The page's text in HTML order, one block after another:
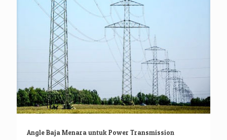
Angle Baja Menara untuk Power Transmission